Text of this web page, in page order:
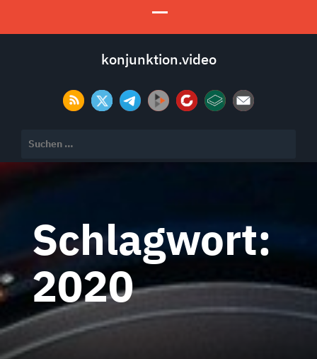
konjunktion.video
nach:
Schlagwort:
2020